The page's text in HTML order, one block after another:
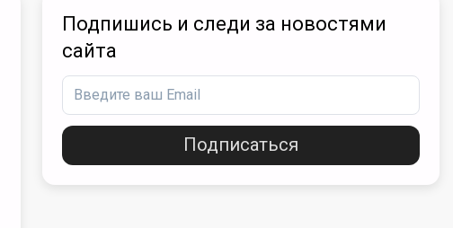
Подпишись и следи за новостями
сайта
Подписаться